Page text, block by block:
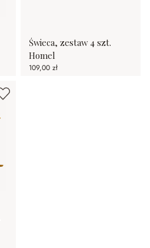
Świeca, zestaw 4 szt.
Homel
109,00 zł